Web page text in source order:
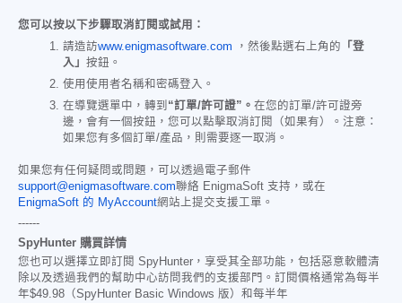
您可以按以下步驟取消訂閱或試用：
請造訪www.enigmasoftware.com ，然後點選右上角的 「登
入」 按鈕。
使用使用者名稱和密碼登入。
在導覽選單中，轉到 “訂單/許可證”。 在您的訂單/許可證旁
邊，會有一個按鈕，您可以點擊取消訂閱（如果有）。注意：
如果您有多個訂單/產品，則需要逐一取消。
如果您有任何疑問或問題，可以透過電子郵件
support@enigmasoftware.com聯絡 EnigmaSoft 支持，或在
EnigmaSoft 的 MyAccount網站上提交支援工單。
------
SpyHunter 購買詳情
您也可以選擇立即訂閱 SpyHunter，享受其全部功能，包括惡意軟體清
除以及透過我們的幫助中心訪問我們的支援部門。訂閱價格通常為每半
年$49.98 （SpyHunter Basic Windows 版）和每半年